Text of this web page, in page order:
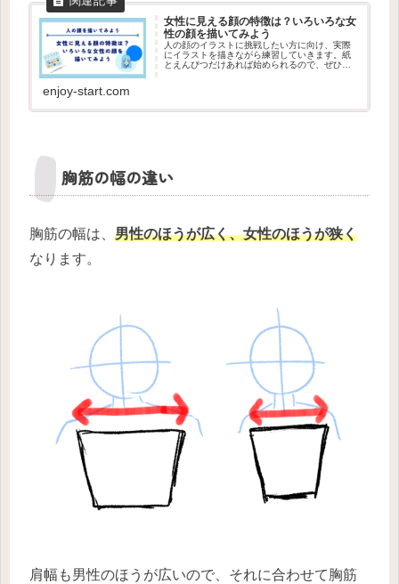
女性に見える顔の特徴は？いろいろな女
性の顔を描いてみよう
人の顔のイラストに挑戦したい方に向け、実際
にイラストを描きながら練習していきます。紙
とえんぴつだけあれば始められるので、ぜひや
enjoy-start.com
胸筋の幅の違い
胸筋の幅は、 男性のほうが広く、女性のほうが狭く
なります。
肩幅も男性のほうが広いので、それに合わせて胸筋